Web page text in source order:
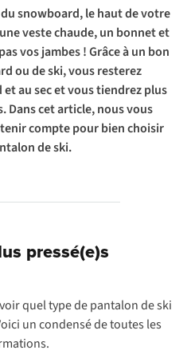
snowboard, le haut de votre
veste chaude, un bonnet et
vos jambes ! Grâce à un bon
ou de ski, vous resterez
au sec et vous tiendrez plus
Dans cet article, nous vous
compte pour bien choisir
de ski.
pressé(e)s
quel type de pantalon de ski
un condensé de toutes les